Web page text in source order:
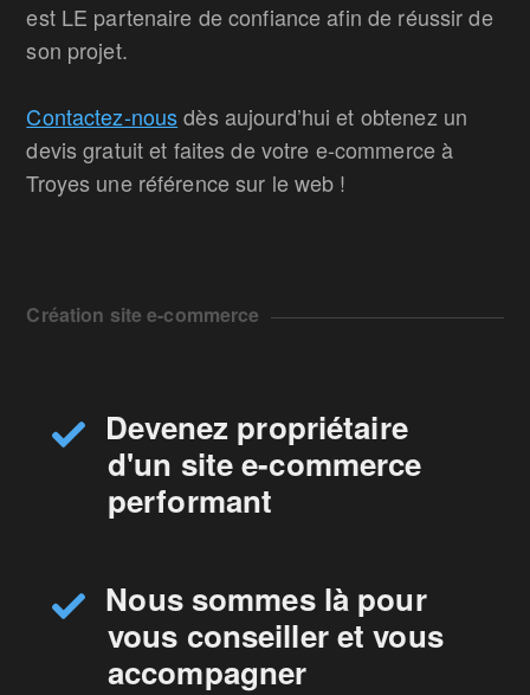
est LE partenaire de confiance afin de réussir de
son projet.
Contactez-nousdès aujourd’hui et obtenez un
devis gratuit et faites de votre e-commerce à
Troyes une référence sur le web !
Création site e-commerce
Devenez propriétaire
d'un site e-commerce
performant
Nous sommes là pour
vous conseiller et vous
accompagner